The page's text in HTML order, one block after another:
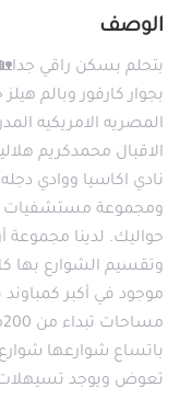
الوصف
بتحلم بسكن راقي
بجوار كارفور وبالم
المصريه الامريكيه
الاقبال محمدكريم
نادي اكاسيا ووادي
ومجموعة مستشفيات
حواليك. لدينا
وتقسيم الشوارع بها
موجود في أكبر
تعوض ويوجد